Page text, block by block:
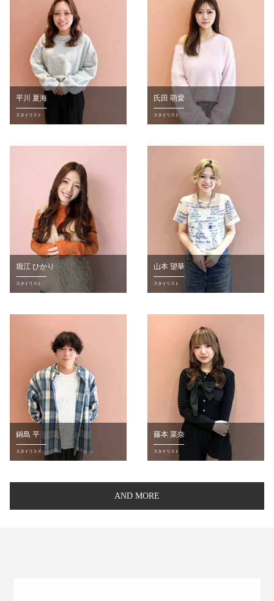
平川 夏海
スタイリスト
氏田 萌愛
スタイリスト
堀江 ひかり
スタイリスト
山本 望華
スタイリスト
鍋島 平
スタイリスト
藤本 菜奈
スタイリスト
AND MORE